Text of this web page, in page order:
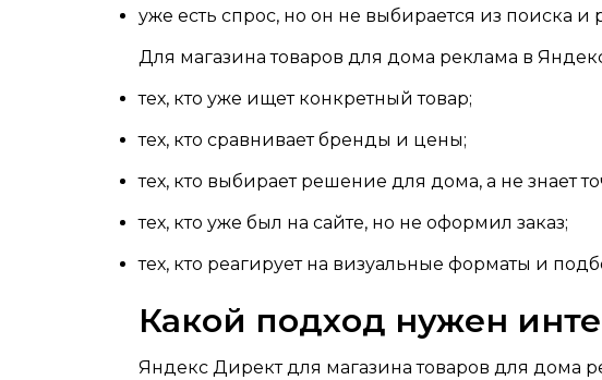
уже есть спрос, но он не выбирается из поиска
Для магазина товаров для дома реклама в
тех, кто уже ищет конкретный товар;
тех, кто сравнивает бренды и цены;
тех, кто выбирает решение для дома, а не знает
тех, кто уже был на сайте, но не оформил заказ;
тех, кто реагирует на визуальные форматы и
Какой подход нужен
Яндекс Директ для магазина товаров для дома